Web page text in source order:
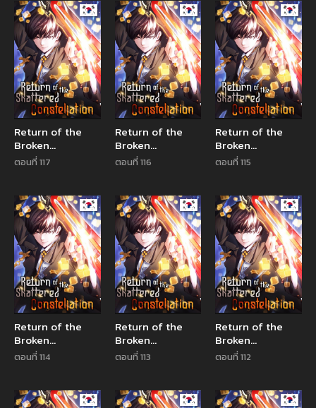
Manhwa
Return of the
Broken
Constellation
ตอนที่ 117
Manhwa
Return of the
Broken
Constellation
ตอนที่ 116
Return of the
Broken
Constellation
ตอนที่ 115
Manhwa
Return of the
Broken
Constellation
ตอนที่ 114
Manhwa
Return of the
Broken
Constellation
ตอนที่ 113
Return of the
Broken
Constellation
ตอนที่ 112
Manhwa Manhwa